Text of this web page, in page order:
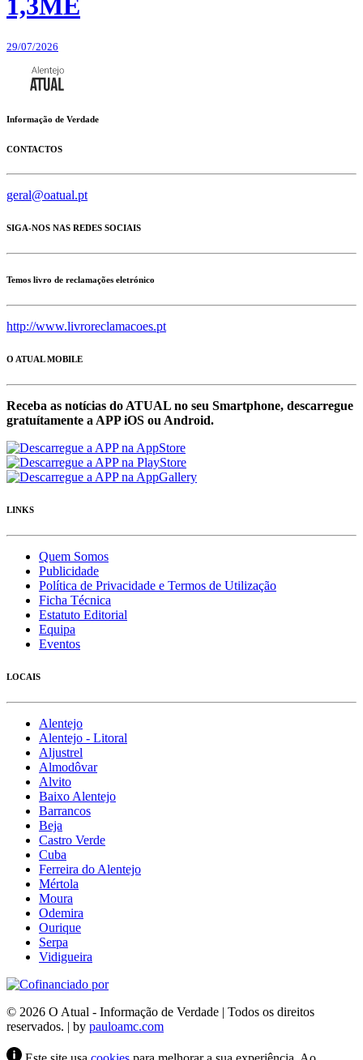
29/07/2026
Informação de Verdade
CONTACTOS
geral@oatual.pt
SIGA-NOS NAS REDES SOCIAIS
Temos livro de reclamações eletrónico
http://www.livroreclamacoes.pt
O ATUAL MOBILE
Receba as notícias do ATUAL no seu Smartphone, descarregue
gratuítamente a APP iOS ou Android.
LINKS
Quem Somos
Publicidade
Política de Privacidade e Termos de Utilização
Ficha Técnica
Estatuto Editorial
Equipa
Eventos
LOCAIS
Alentejo
Alentejo - Litoral
Aljustrel
Almodôvar
Alvito
Baixo Alentejo
Barrancos
Beja
Castro Verde
Cuba
Ferreira do Alentejo
Mértola
Moura
Odemira
Ourique
Serpa
Vidigueira
© 2026 O Atual - Informação de Verdade | Todos os direitos
reservados. | by pauloamc.com